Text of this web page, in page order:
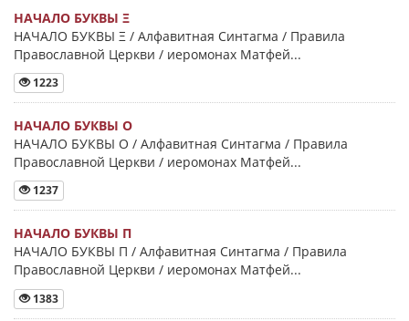
НАЧАЛО БУКВЫ Ξ
НАЧАЛО БУКВЫ Ξ / Алфавитная Синтагма / Правила
Православной Церкви / иеромонах Матфей...
1223
НАЧАЛО БУКВЫ Ο
НАЧАЛО БУКВЫ Ο / Алфавитная Синтагма / Правила
Православной Церкви / иеромонах Матфей...
1237
НАЧАЛО БУКВЫ Π
НАЧАЛО БУКВЫ Π / Алфавитная Синтагма / Правила
Православной Церкви / иеромонах Матфей...
1383